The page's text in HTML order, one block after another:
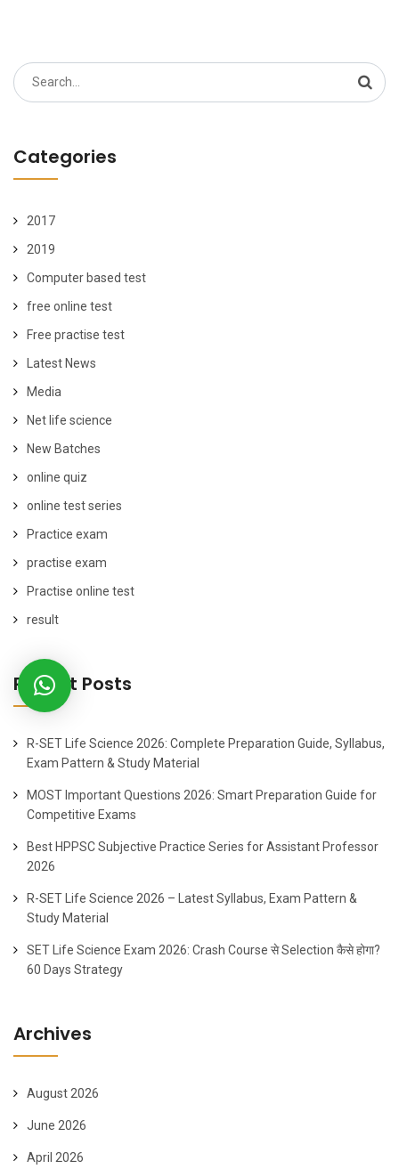
Search
for:
Categories
2017
2019
Computer based test
free online test
Free practise test
Latest News
Media
Net life science
New Batches
online quiz
online test series
Practice exam
practise exam
Practise online test
result
Recent Posts
R-SET Life Science 2026: Complete Preparation Guide, Syllabus,
Exam Pattern & Study Material
MOST Important Questions 2026: Smart Preparation Guide for
Competitive Exams
Best HPPSC Subjective Practice Series for Assistant Professor
2026
R-SET Life Science 2026 – Latest Syllabus, Exam Pattern &
Study Material
SET Life Science Exam 2026: Crash Course से Selection कैसे होगा?
60 Days Strategy
Archives
August 2026
June 2026
April 2026